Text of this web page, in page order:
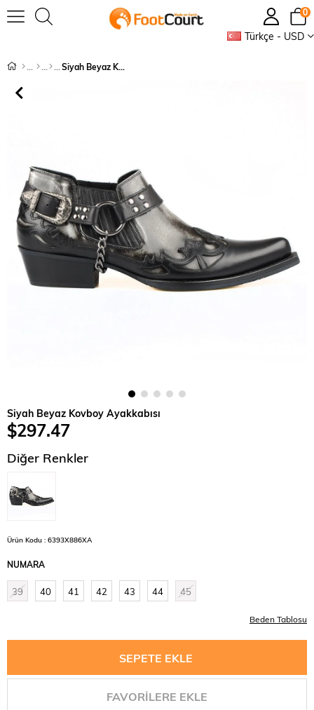
Türkçe - USD
0
Siyah Beyaz Kovboy Ayakkabısı
Siyah Beyaz Kovboy Ayakkabısı
$297.47
Diğer Renkler
Ürün Kodu : 6393X886XA
NUMARA
39 40 41 42 43 44 45
Beden Tablosu
FAVORILERE EKLE